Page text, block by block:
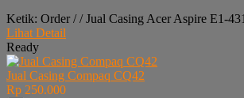
Ketik: Order / / Jual Casing Acer Aspire E1-
Lihat Detail
Ready
Jual Casing Compaq CQ42
Rp 250.000